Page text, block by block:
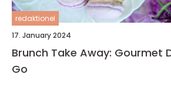
redaktionel
17. January 2024
Brunch Take Away: Gourmet
Go